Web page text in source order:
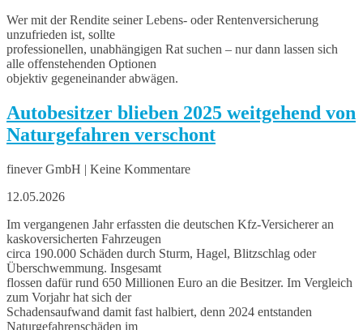
Wer mit der Rendite seiner Lebens- oder Rentenversicherung
unzufrieden ist, sollte
professionellen, unabhängigen Rat suchen – nur dann lassen sich
alle offenstehenden Optionen
objektiv gegeneinander abwägen.
Autobesitzer blieben 2025 weitgehend von
Naturgefahren verschont
finever GmbH | Keine Kommentare
12.05.2026
Im vergangenen Jahr erfassten die deutschen Kfz-Versicherer an
kaskoversicherten Fahrzeugen
circa 190.000 Schäden durch Sturm, Hagel, Blitzschlag oder
Überschwemmung. Insgesamt
flossen dafür rund 650 Millionen Euro an die Besitzer. Im Vergleich
zum Vorjahr hat sich der
Schadensaufwand damit fast halbiert, denn 2024 entstanden
Naturgefahrenschäden im